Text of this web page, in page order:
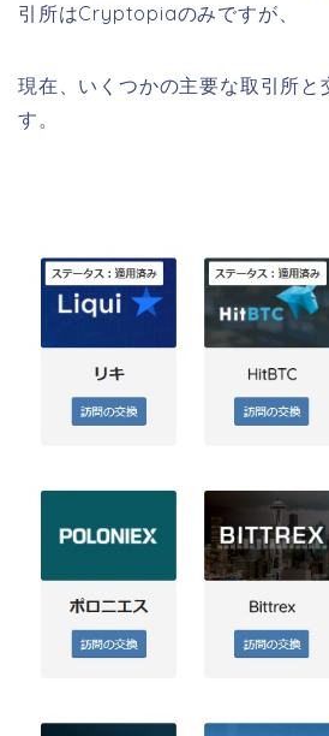
引所はCryptopiaのみですが、
現在、いくつかの主要な取引所と
す。